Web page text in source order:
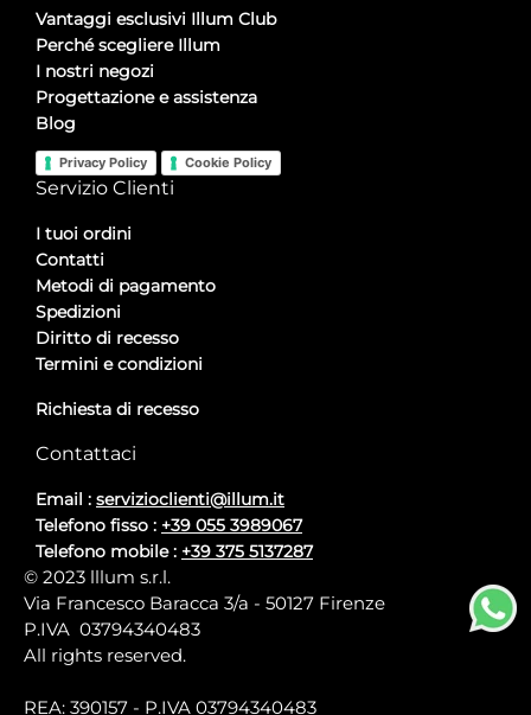
Vantaggi esclusivi Illum Club
Perché scegliere Illum
I nostri negozi
Progettazione e assistenza
Blog
Privacy Policy Cookie Policy
Servizio Clienti
I tuoi ordini
Contatti
Metodi di pagamento
Spedizioni
Diritto di recesso
Termini e condizioni
Richiesta di recesso
Contattaci
Email : servizioclienti@illum.it
Telefono fisso : +39 055 3989067
Telefono mobile : +39 375 5137287
© 2023 lllum s.r.l.
Via Francesco Baracca 3/a - 50127 Firenze
P.IVA 03794340483
All rights reserved.
REA: 390157 - P.IVA 03794340483